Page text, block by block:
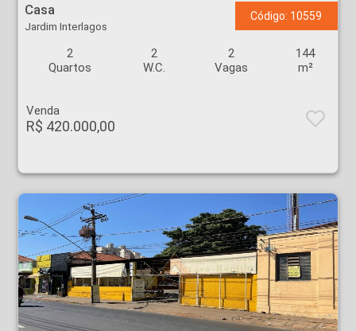
Casa
Jardim Interlagos
Código: 10559
2
Quartos
2
W.C.
2
Vagas
144
m²
Venda
R$ 420.000,00